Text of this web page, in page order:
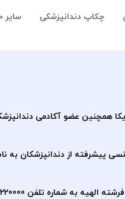
چکاپ دندانپزشکی
سایر
پیشرفته از دندانپزشکان به